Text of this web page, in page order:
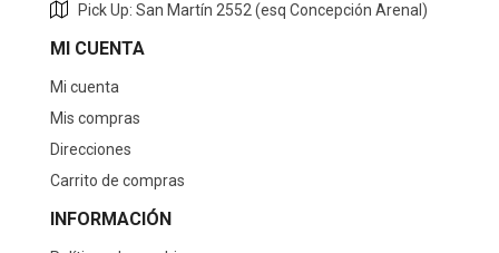
Pick Up: San Martín 2552 (esq Concepción Arenal)
MI CUENTA
Mi cuenta
Mis compras
Direcciones
Carrito de compras
INFORMACIÓN